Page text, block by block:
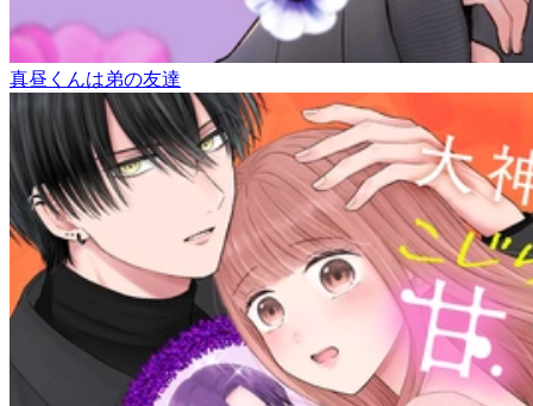
真昼くんは弟の友達